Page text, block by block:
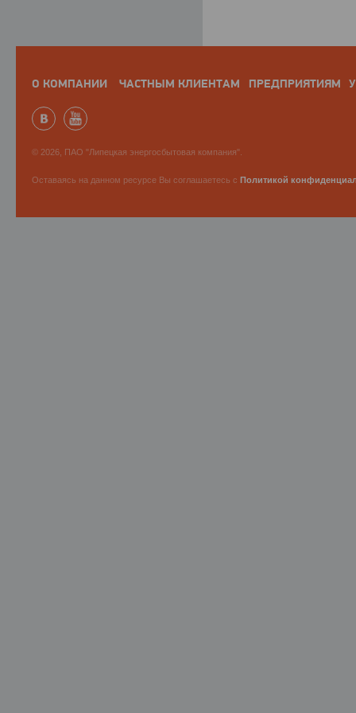
О КОМПАНИИ ЧАСТНЫМ КЛИЕНТАМ ПРЕДПРИЯТИЯМ
© 2026, ПАО "Липецкая энергосбытовая компания".
Оставаясь на данном ресурсе Вы соглашаетесь с Политикой